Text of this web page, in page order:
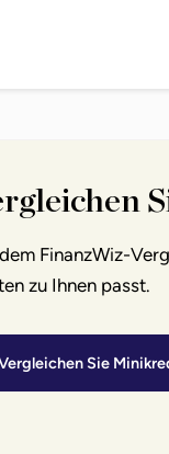
FinanzWiz-
zu Ihnen passt.
Sie